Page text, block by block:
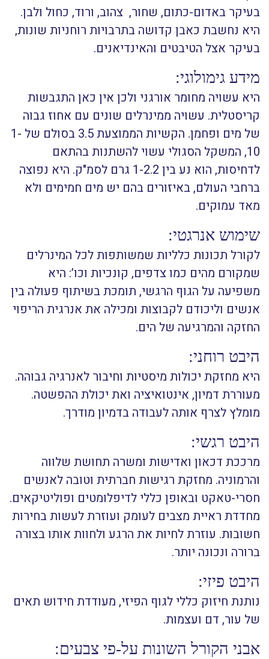
בעיקר באדום-כתום, שחור, צהוב, ורוד, כחול ולבן.
היא נחשבת כאבן קדושה בתרבויות רוחניות שונות,
בעיקר אצל הטיבטים והאינדיאנים.
מידע גימולוגי:
היא עשויה מחומר אורגני ולכן אין כאן התגבשות
קריסטלית. עשויה ממינרלים שונים עם אחוז גבוה
של מים ופחמן. הקשיות הממוצעת 3.5 בסולם של 1-
10, המשקל הסגולי עשוי להשתנות בהתאם
לדחיסות, הוא נע בין 1-2.2 גרם לסמ"ק. היא נפוצה
ברחבי העולם, באיזורים בהם יש מים חמימים ולא
מאד עמוקים.
שימוש אנרגטי:
לקורל תכונות כלליות שמשותפות לכל המינרלים
שמקורם מהים כמו צדפים, קונכיות וכו’: היא
משפיעה על הגוף הרגשי, תומכת בשיתוף פעולה בין
אנשים וליכודם לקבוצות ומכילה את אנרגית הריפוי
החזקה והמרגיעה של הים.
היבט רוחני:
היא מחזקת יכולות מיסטיות וחיבור לאנרגיה גבוהה.
מעוררת דמיון, אינטואיציה ואת יכולת ההפשטה.
מומלץ לצרף אותה לעבודה בדמיון מודרך.
היבט רגשי:
מרככת דכאון ואדישות ומשרה תחושת שלווה
והרמוניה. מחזקת רגישות חברתית וטובה לאנשים
חסרי-טאקט ובאופן כללי לדיפלומטים ופוליטיקאים.
מחדדת ראיית מצבים לעומק ועוזרת לעשות בחירות
חשובות. עוזרת לחיות את הרגע ולחוות אותו בצורה
ברורה ונכונה יותר.
היבט פיזי:
נותנת חיזוק כללי לגוף הפיזי, מעודדת חידוש תאים
של עור, דם ועצמות.
אבני הקורל השונות על-פי צבעים:​